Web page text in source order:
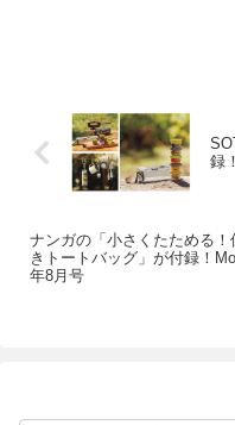
録
ナンガの「小さくたためる！
きトートバッグ」が付録！
年8月号